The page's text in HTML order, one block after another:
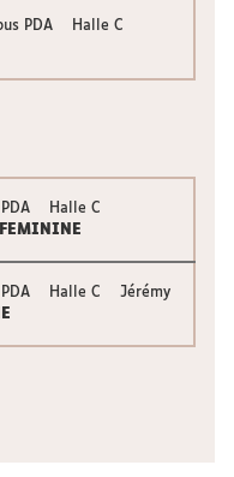
PDA Halle C
PDA Halle C
Halle C Jérémy